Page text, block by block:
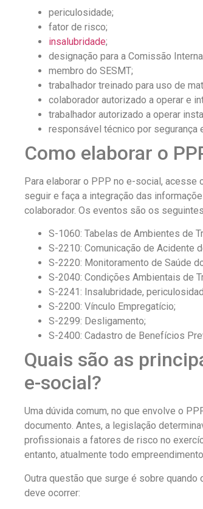
periculosidade;
fator de risco;
insalubridade;
designação para a Comissão
membro do SESMT;
trabalhador treinado para uso de
colaborador autorizado a operar e
trabalhador autorizado a operar
responsável técnico por segurança
Como elaborar o
Para elaborar o PPP no e-social,
seguir e faça a integração das
colaborador. Os eventos são os
S-1060: Tabelas de Ambientes de
S-2210: Comunicação de Acidente
S-2220: Monitoramento de Saúde
S-2040: Condições Ambientais de
S-2241: Insalubridade,
S-2200: Vínculo Empregatício;
S-2299: Desligamento;
S-2400: Cadastro de Benefícios
Quais são as
e-social?
Uma dúvida comum, no que envolve o
documento. Antes, a legislação
profissionais a fatores de risco no
entanto, atualmente todo
Outra questão que surge é sobre
deve ocorrer: